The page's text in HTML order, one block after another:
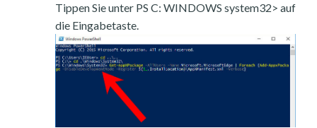
Tippen Sie unter PS C: WINDOWS system32> auf
die Eingabetaste.